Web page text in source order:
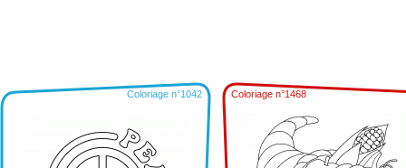
Coloriage n°1042 Coloriage n°1468